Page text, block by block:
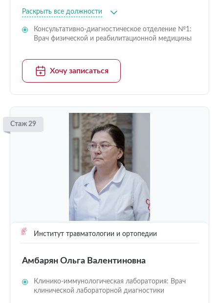
Раскрыть все должности
Консультативно-диагностическое отделение №1:
Врач физической и реабилитационной медицины
Хочу записаться
Стаж 29
Институт травматологии и ортопедии
Амбарян Ольга Валентиновна
Клинико-иммунологическая лаборатория: Врач
клинической лабораторной диагностики